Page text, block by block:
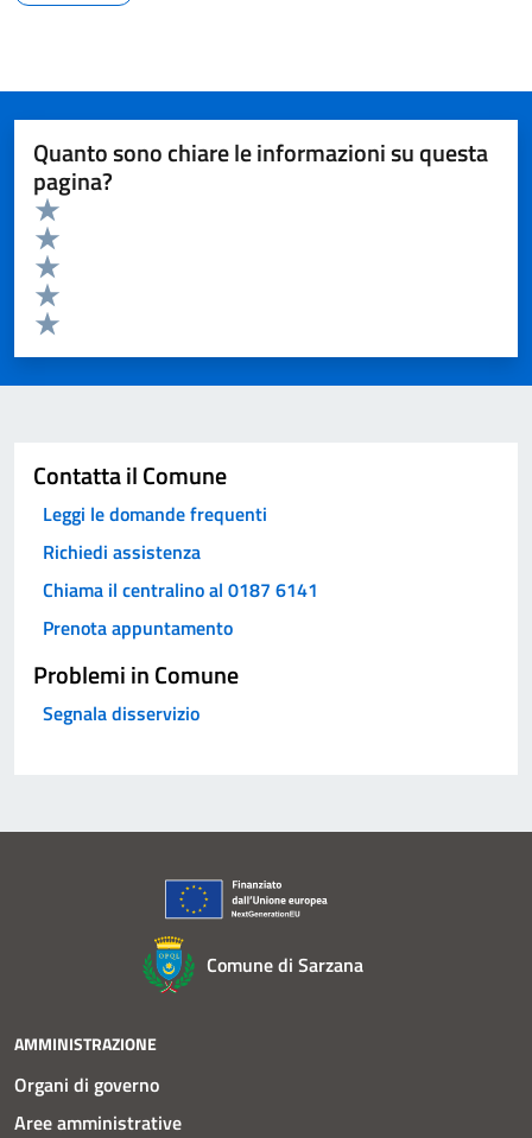
Quanto sono chiare le informazioni su questa
pagina?
Valuta da 1 a 5 stelle la pagina
Valuta 5 stelle su 5
Valuta 4 stelle su 5
Valuta 3 stelle su 5
Valuta 2 stelle su 5
Valuta 1 stelle su 5
Contatta il Comune
Leggi le domande frequenti
Richiedi assistenza
Chiama il centralino al 0187 6141
Prenota appuntamento
Problemi in Comune
Segnala disservizio
Comune di Sarzana
AMMINISTRAZIONE
Organi di governo
Aree amministrative